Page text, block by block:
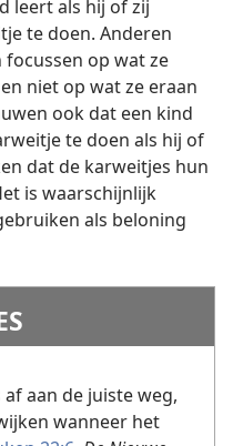
leert als hij of zij
te doen. Anderen
op wat ze
niet op wat ze eraan
ook dat een kind
te doen als hij of
dat de karweitjes hun
is waarschijnlijk
als beloning
af aan de juiste weg,
wanneer het